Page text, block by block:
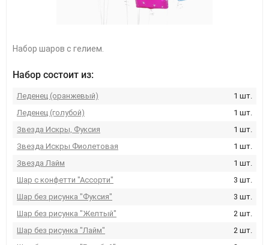
Набор шаров с гелием.
Набор состоит из:
Леденец (оранжевый)
1 шт.
Леденец (голубой)
1 шт.
Звезда Искры, Фуксия
1 шт.
Звезда Искры Фиолетовая
1 шт.
Звезда Лайм
1 шт.
Шар с конфетти "Ассорти"
3 шт.
Шар без рисунка "Фуксия"
3 шт.
Шар без рисунка "Желтый"
2 шт.
Шар без рисунка "Лайм"
2 шт.